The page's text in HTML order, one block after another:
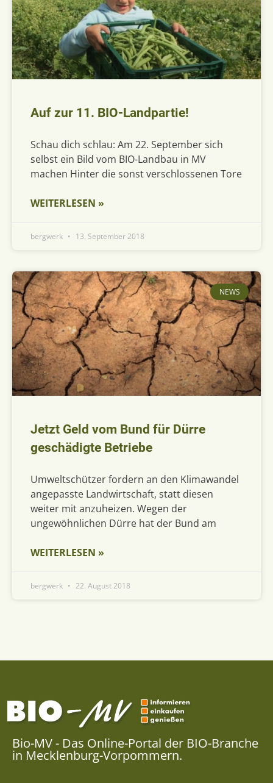
Auf zur 11. BIO-Landpartie!
Schau dich schlau: Am 22. September sich
selbst ein Bild vom BIO-Landbau in MV
machen Hinter die sonst verschlossenen Tore
WEITERLESEN »
bergwerk 13. September 2018
NEWS
Jetzt Geld vom Bund für Dürre
geschädigte Betriebe
Umweltschützer fordern an den Klimawandel
angepasste Landwirtschaft, statt diesen
weiter mit anzuheizen. Wegen der
ungewöhnlichen Dürre hat der Bund am
WEITERLESEN »
bergwerk 22. August 2018
Bio-MV - Das Online-Portal der BIO-Branche
in Mecklenburg-Vorpommern.